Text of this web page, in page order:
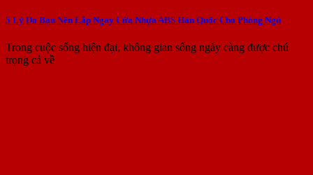
5 Lý Do Bạn Nên Lắp Ngay Cửa Nhựa ABS Hàn Quốc Cho Phòng Ngủ
Trong cuộc sống hiện đại, không gian sống ngày càng được chú
trọng cả về